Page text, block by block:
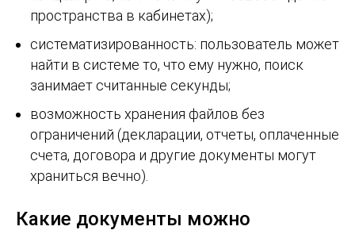
пространства в кабинетах);
систематизированность: пользователь может
найти в системе то, что ему нужно, поиск
занимает считанные секунды;
возможность хранения файлов без
ограничений (декларации, отчеты, оплаченные
счета, договора и другие документы могут
храниться вечно).
Какие документы можно